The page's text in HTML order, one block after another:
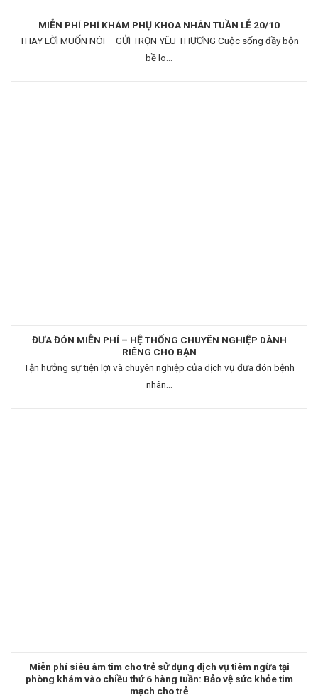
MIỄN PHÍ PHÍ KHÁM PHỤ KHOA NHÂN TUẦN LỄ 20/10
THAY LỜI MUỐN NÓI – GỬI TRỌN YÊU THƯƠNG Cuộc sống đầy bộn
bề lo...
ĐƯA ĐÓN MIỄN PHÍ – HỆ THỐNG CHUYÊN NGHIỆP DÀNH
RIÊNG CHO BẠN️
Tận hưởng sự tiện lợi và chuyên nghiệp của dịch vụ đưa đón bệnh
nhân...
Miễn phí siêu âm tim cho trẻ sử dụng dịch vụ tiêm ngừa tại
phòng khám vào chiều thứ 6 hàng tuần: Bảo vệ sức khỏe tim
mạch cho trẻ